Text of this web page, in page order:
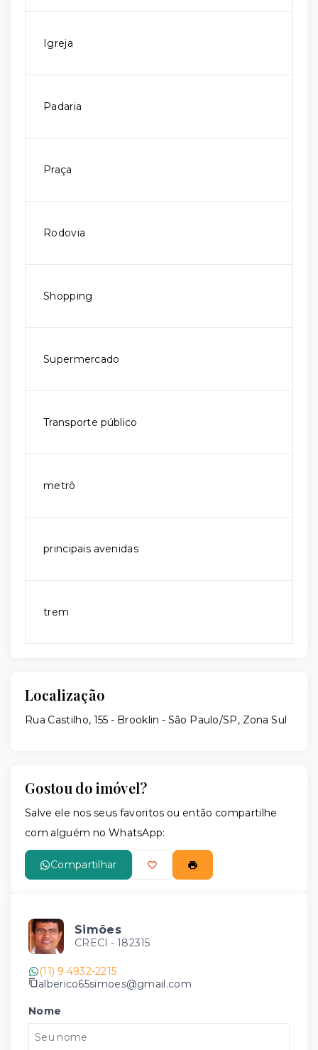
Igreja
Padaria
Praça
Rodovia
Shopping
Supermercado
Transporte público
metrô
principais avenidas
trem
Localização
Rua Castilho, 155 - Brooklin - São Paulo/SP, Zona Sul
Gostou do imóvel?
Salve ele nos seus favoritos ou então compartilhe
com alguém no WhatsApp:
Compartilhar
Simões
CRECI - 182315
(11) 9 4932-2215
alberico65simoes@gmail.com
Nome